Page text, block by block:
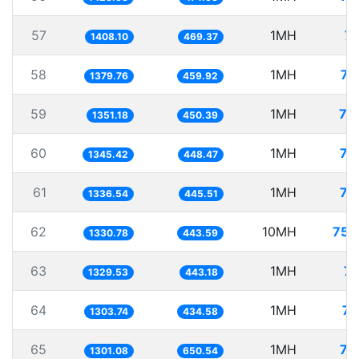
57 1408.10 469.37 1MH
58 1379.76 459.92 1MH
59 1351.18 450.39 1MH
60 1345.42 448.47 1MH
61 1336.54 445.51 1MH
62 1330.78 443.59 10MH
63 1329.53 443.18 1MH
64 1303.74 434.58 1MH
65 1301.08 650.54 1MH